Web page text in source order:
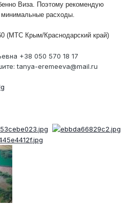
Виза. Поэтому рекомендую
минимальные расходы.
(МТС Крым/Краснодарский край)
+38 050 570 18 17
tanya-eremeeva@mail.ru